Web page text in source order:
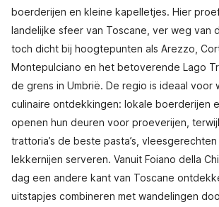
boerderijen en kleine kapelletjes. Hier
landelijke sfeer van Toscane, ver weg van
toch dicht bij hoogtepunten als Arezzo,
Montepulciano en het betoverende Lago
de grens in Umbrië. De regio is ideaal voor
culinaire ontdekkingen: lokale boerderijen
openen hun deuren voor proeverijen,
trattoria’s de beste pasta’s,
lekkernijen serveren. Vanuit Foiano della
dag een andere kant van Toscane
uitstapjes combineren met wandelingen